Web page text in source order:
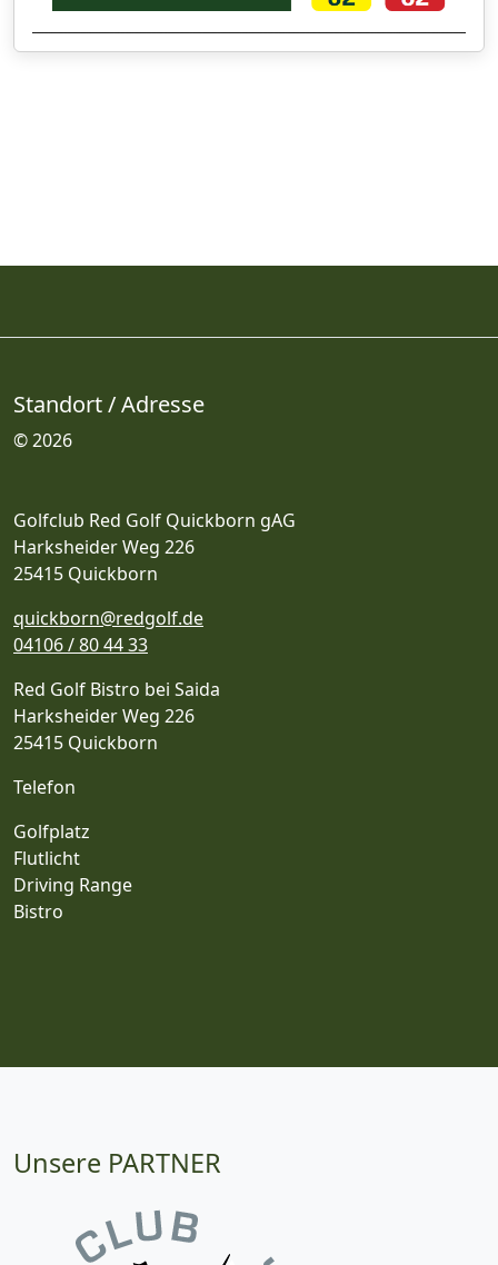
Standort / Adresse
© 2026
Golfclub Red Golf Quickborn gAG
Harksheider Weg 226
25415 Quickborn
quickborn@redgolf.de
04106 / 80 44 33
Red Golf Bistro bei Saida
Harksheider Weg 226
25415 Quickborn
Telefon
Golfplatz
Flutlicht
Driving Range
Bistro
Unsere PARTNER